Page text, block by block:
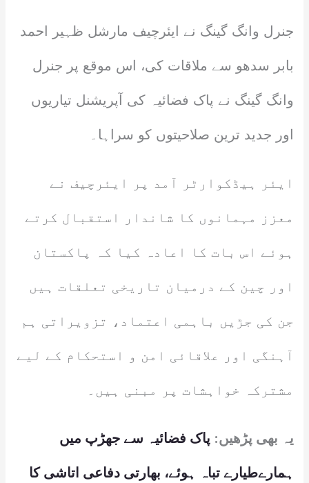
جنرل وانگ گینگ نے ایئرچیف مارشل ظہیر احمد
بابر سدھو سے ملاقات کی، اس موقع پر جنرل
وانگ گینگ نے پاک فضائیہ کی آپریشنل تیاریوں
اور جدید ترین صلاحیتوں کو سراہا۔
ایئر ہیڈکوارٹر آمد پر ایئرچیف نے
معزز مہمانوں کا شاندار استقبال کرتے
ہوئے اس بات کا اعادہ کیا کہ پاکستان
اور چین کے درمیان تاریخی تعلقات ہیں
جن کی جڑیں باہمی اعتماد، تزویراتی ہم
آہنگی اور علاقائی امن و استحکام کے لیے
مشترکہ خواہشات پر مبنی ہیں۔
یہ بھی پڑھیں: پاک فضائیہ سے جھڑپ میں
ہمارےطیارے تباہ ہوئے، بھارتی دفاعی اتاشی کا